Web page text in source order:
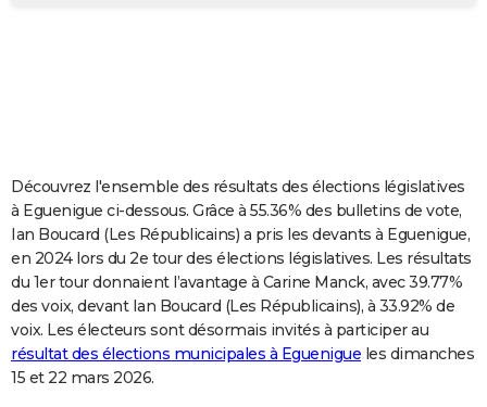
Carte de Noël
Carte Bonne année
Carte Saint-Valentin
Carte Pâques
Carte d'anniversaire
DICTIONNAIRE
Dictionnaire
Biographies
Citations
Expressions
Proverbes
PROGRAMME TV
COPAINS D'AVANT
S'inscrire
Se connecter
Lycées
Collèges
Primaires
Universités
Entreprises
Service militaire
Avis de recherche
AVIS DE DÉCÈS
FORUM
Découvrez l'ensemble des résultats des élections législatives
à Eguenigue ci-dessous. Grâce à 55.36% des bulletins de vote,
Ian Boucard (Les Républicains) a pris les devants à Eguenigue,
en 2024 lors du 2e tour des élections législatives. Les résultats
du 1er tour donnaient l’avantage à Carine Manck, avec 39.77%
des voix, devant Ian Boucard (Les Républicains), à 33.92% de
voix. Les électeurs sont désormais invités à participer au
résultat des élections municipales à Eguenigue les dimanches
15 et 22 mars 2026.